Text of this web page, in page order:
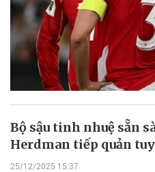
Bộ sậu tinh nhuệ sẵn
Herdman tiếp quản
25/12/2025 15:37